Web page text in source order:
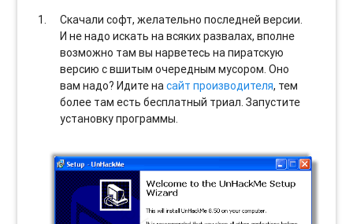
Скачали софт, желательно последней версии.
И не надо искать на всяких развалах, вполне
возможно там вы нарветесь на пиратскую
версию с вшитым очередным мусором. Оно
вам надо? Идите насайт производителя, тем
более там есть бесплатный триал. Запустите
установку программы.